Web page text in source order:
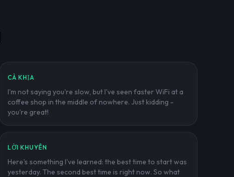
CÀ KHỊA
I'm not saying you're slow, but I've seen faster WiFi at a
coffee shop in the middle of nowhere. Just kidding -
you're great!
LỜI KHUYÊN
Here's something I've learned: the best time to start was
yesterday. The second best time is right now. So what